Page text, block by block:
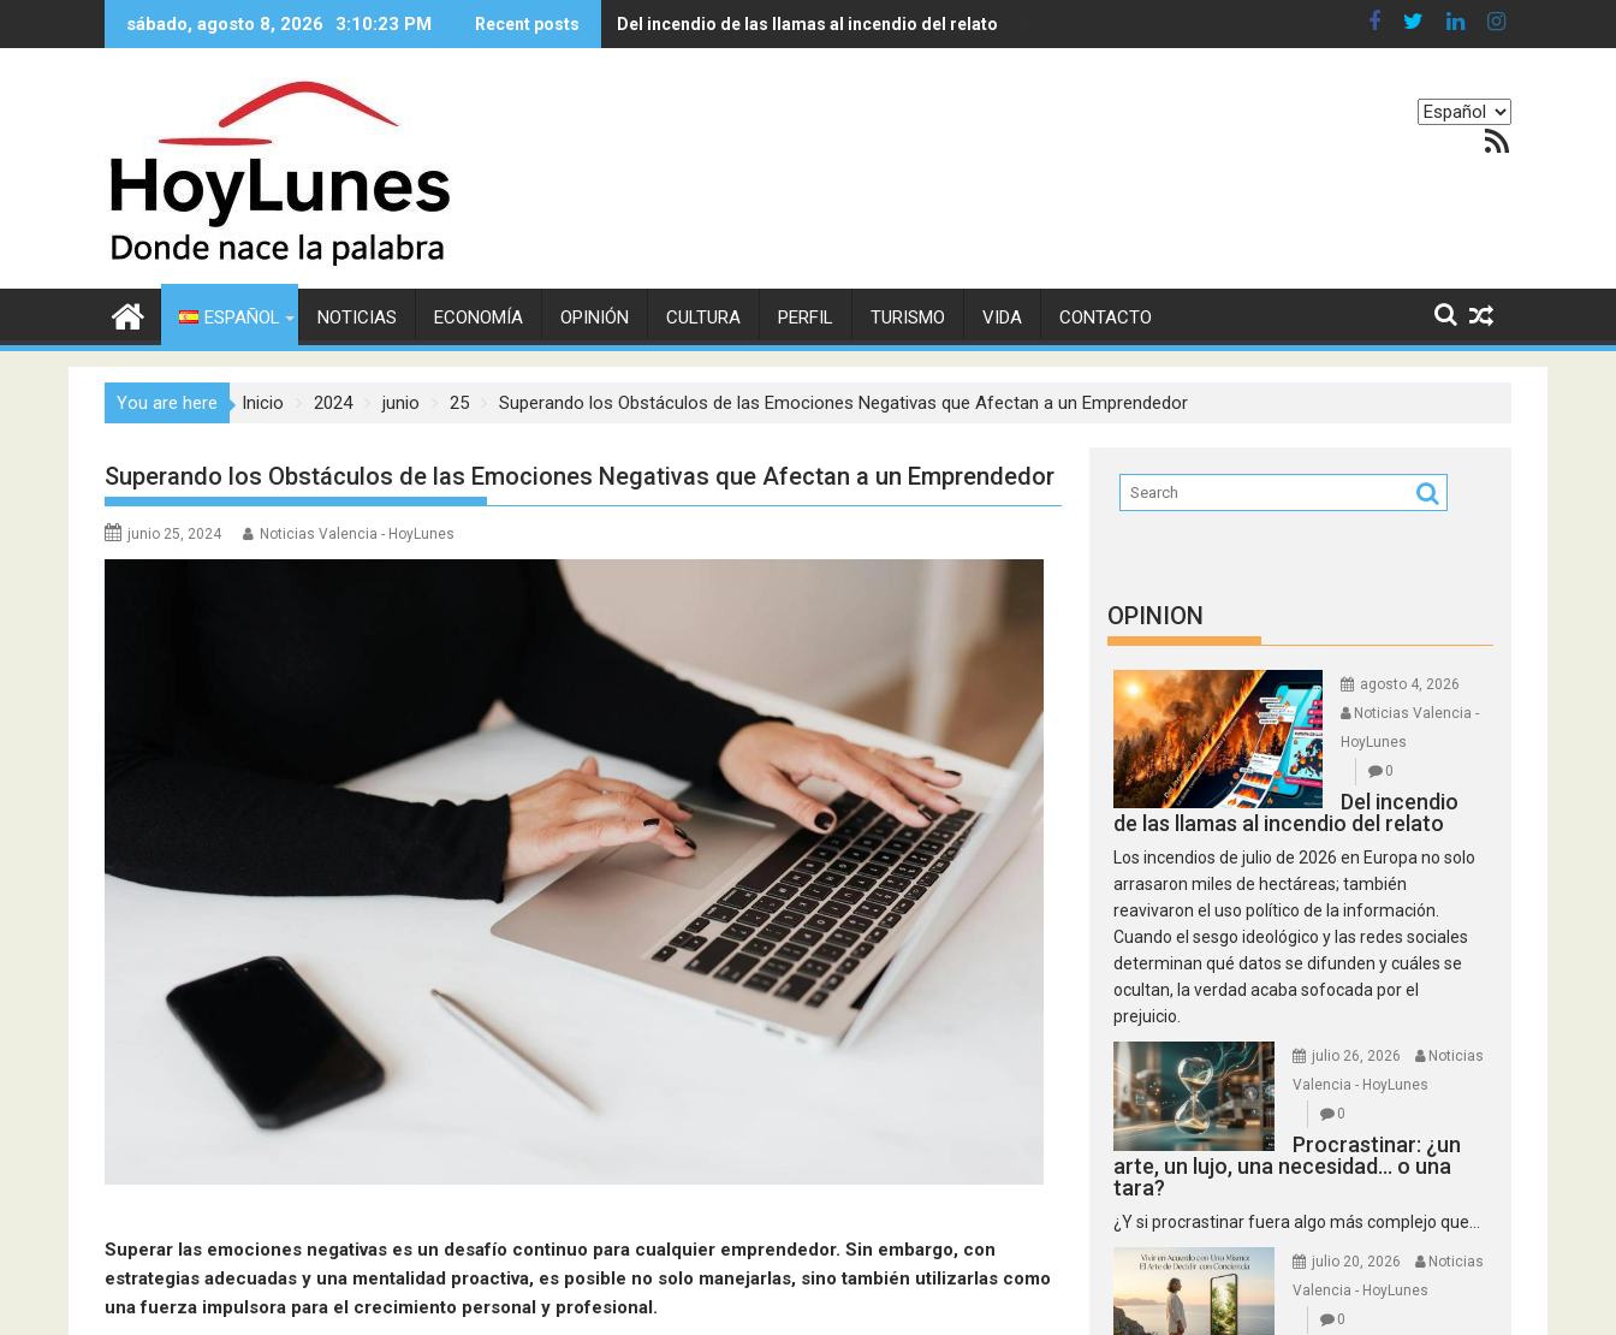
sábado, agosto 8, 2026 3:10:24 PM Recent posts Del incendio de las llamas al incendio del relato
Experto de Vithas explica cómo las olas de calor influyen en nuestro equilibrio emocional
Elegir
Feed RSS
ESPAÑOL NOTICIAS ECONOMÍA OPINIÓN CULTURA PERFIL TURISMO VIDA CONTACTO
You are here Inicio 2024 junio 25 Superando los Obstáculos de las Emociones Negativas que Afectan a un Emprendedor
Superando los Obstáculos de las Emociones Negativas que Afectan a un Emprendedor
junio 25, 2024 Noticias Valencia - HoyLunes
Superar las emociones negativas es un desafío continuo para cualquier emprendedor. Sin embargo, con
estrategias adecuadas y una mentalidad proactiva, es posible no solo manejarlas, sino también utilizarlas como
una fuerza impulsora para el crecimiento personal y profesional.
OPINION
agosto 4, 2026
Noticias Valencia -
HoyLunes
0
Del incendio
de las llamas al incendio del relato
Los incendios de julio de 2026 en Europa no solo
arrasaron miles de hectáreas; también
reavivaron el uso político de la información.
Cuando el sesgo ideológico y las redes sociales
determinan qué datos se difunden y cuáles se
ocultan, la verdad acaba sofocada por el
prejuicio.
julio 26, 2026
Noticias
Valencia - HoyLunes
0
Procrastinar: ¿un
arte, un lujo, una necesidad… o una
tara?
¿Y si procrastinar fuera algo más complejo que...
julio 20, 2026
Noticias
Valencia - HoyLunes
0